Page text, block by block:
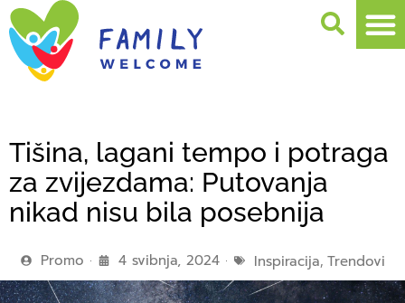
Tišina, lagani tempo i potraga
za zvijezdama: Putovanja
nikad nisu bila posebnija
Promo 4 svibnja, 2024 Inspiracija, Trendovi